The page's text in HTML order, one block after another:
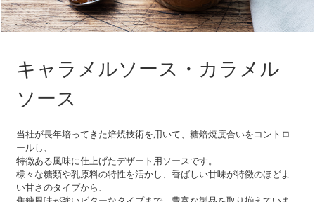
キャラメルソース・カラメル
ソース
当社が長年培ってきた焙焼技術を用いて、糖焙焼度合いをコントロ
ールし、
特徴ある風味に仕上げたデザート用ソースです。
様々な糖類や乳原料の特性を活かし、香ばしい甘味が特徴のほどよ
い甘さのタイプから、